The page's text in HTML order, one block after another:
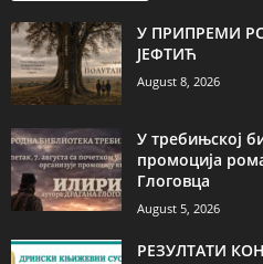
У ПРИПРЕМИ
ЈЕФТИЋ
August 8, 2026
У требињској
промоција
Глоговца
August 5, 2026
РЕЗУЛТАТИ